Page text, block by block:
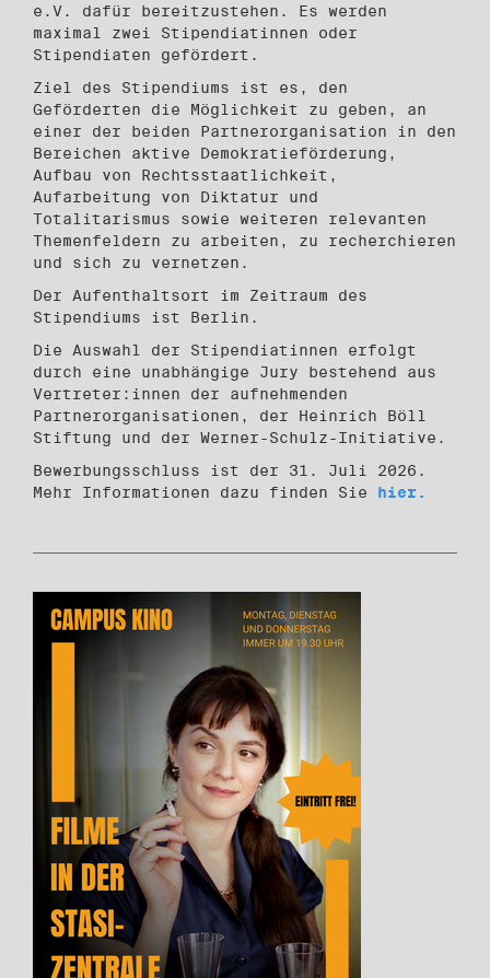
e.V. dafür bereitzustehen. Es werden
maximal zwei Stipendiatinnen oder
Stipendiaten gefördert.
Ziel des Stipendiums ist es, den
Geförderten die Möglichkeit zu geben, an
einer der beiden Partnerorganisation in den
Bereichen aktive Demokratieförderung,
Aufbau von Rechtsstaatlichkeit,
Aufarbeitung von Diktatur und
Totalitarismus sowie weiteren relevanten
Themenfeldern zu arbeiten, zu recherchieren
und sich zu vernetzen.
Der Aufenthaltsort im Zeitraum des
Stipendiums ist Berlin.
Die Auswahl der Stipendiatinnen erfolgt
durch eine unabhängige Jury bestehend aus
Vertreter:innen der aufnehmenden
Partnerorganisationen, der Heinrich Böll
Stiftung und der Werner-Schulz-Initiative.
Bewerbungsschluss ist der 31. Juli 2026.
Mehr Informationen dazu finden Sie hier.